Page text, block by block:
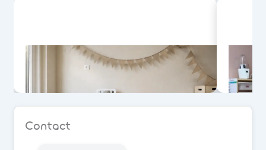
Se pré-inscrire
Contact